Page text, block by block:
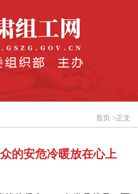
首页 > 正文
的安危冷暖放在心上